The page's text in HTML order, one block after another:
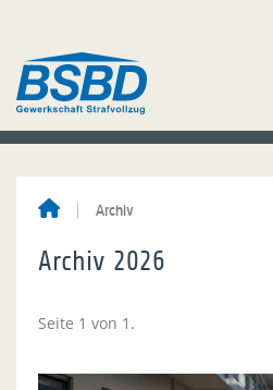
Archiv
Archiv 2026
Seite 1 von 1.